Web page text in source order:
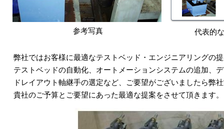
参考写真 代表的
弊社ではお客様に最適なテストベッド・エンジニアリングの
テストベッドの自動化、オートメーションシステムの追加、
ドレイアウト軸継手の選定など、ご要望がございましたら弊
貴社のご予算とご要望にあった最適な提案をさせて頂きます。